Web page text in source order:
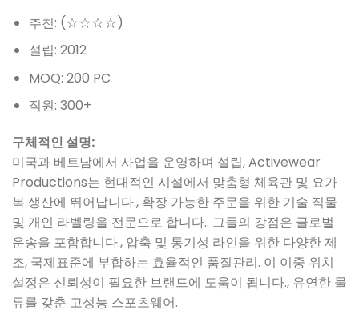
추천: (☆☆☆☆)
설립: 2012
MOQ: 200 PC
직원: 300+
구체적인 설명:
미국과 베트남에서 사업을 운영하며 설립, Activewear
Productions는 현대적인 시설에서 맞춤형 체육관 및 요가
복 생산에 뛰어납니다., 확장 가능한 주문을 위한 기술 직물
및 개인 라벨링을 전문으로 합니다.. 그들의 강점은 글로벌
운송을 포함합니다., 압축 및 통기성 라인을 위한 다양한 제
조, 국제표준에 부합하는 효율적인 품질관리. 이 이중 위치
설정은 신뢰성이 필요한 브랜드에 도움이 됩니다., 유연한 물
류를 갖춘 고성능 스포츠웨어.